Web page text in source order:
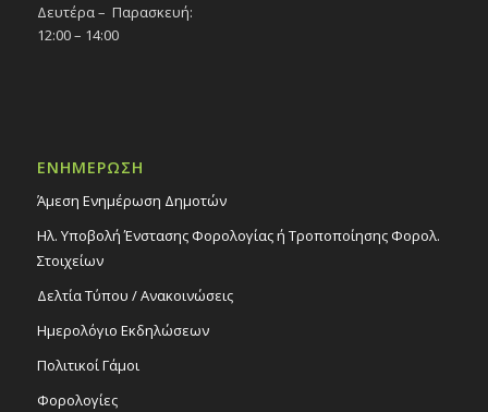
Δευτέρα – Παρασκευή:
12:00 – 14:00
ΕΝΗΜΕΡΩΣΗ
Άμεση Ενημέρωση Δημοτών
Ηλ. Υποβολή Ένστασης Φορολογίας ή Τροποποίησης Φορολ.
Στοιχείων
Δελτία Τύπου / Ανακοινώσεις
Ημερολόγιο Εκδηλώσεων
Πολιτικοί Γάμοι
Φορολογίες